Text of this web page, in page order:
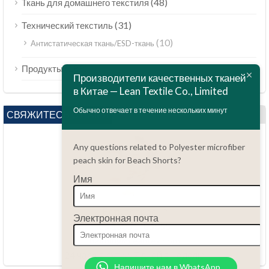
Ткань для домашнего текстиля
Технический текстиль(31)
Антистатическая ткань/ESD-ткань (10)
Продукты(189)
СВЯЖИТЕСЬ С НАМИ
86.15051486055
haiming@leantex.com
24 часа в сутки, 7 дней в неделю
Производители качественных тканей
в Китае — Lean Textile Co., Limited
Обычно отвечает в течение нескольких минут
Any questions related to Polyester microfiber
peach skin for Beach Shorts?
Имя
Электронная почта
Напишите нам в WhatsApp
Español
Português do Brasil
Tiếng Việt
العربية
Bahasa Indonesia
Polski
Bahasa Melayu